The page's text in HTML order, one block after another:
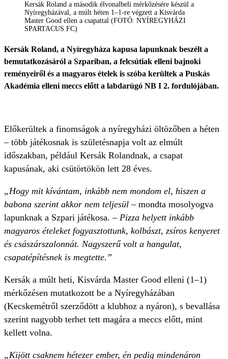
Kersák Roland a második élvonalbeli mérkőzésére készül a
Nyíregyházával, a múlt héten 1–1-re végzett a Kisvárda
Master Good ellen a csapattal (FOTÓ: NYÍREGYHÁZI
SPARTACUS FC)
Kersák Roland, a Nyíregyháza kapusa lapunknak beszélt a
bemutatkozásáról a Szpariban, a felcsútiak elleni bajnoki
reményeiről és a magyaros ételek is szóba kerültek a Puskás
Akadémia elleni meccs előtt a labdarúgó NB I 2. fordulójában.
Előkerültek a finomságok a nyíregyházi öltözőben a héten
– több játékosnak is születésnapja volt az elmúlt
időszakban, például Kersák Rolandnak, a csapat
kapusának, aki csütörtökön lett 28 éves.
„Hogy mit kívántam, inkább nem mondom el, hiszen a
babona szerint akkor nem teljesül– mondta mosolyogva
lapunknak a Szpari játékosa. – Pizza helyett inkább
magyaros ételeket fogyasztottunk, kolbászt, zsíros kenyeret
és császárszalonnát. Nagyszerű volt a hangulat,
csapatépítésnek is megtette.”
Kersák a múlt heti, Kisvárda Master Good elleni (1–1)
mérkőzésen mutatkozott be a Nyíregyházában
(Kecskemétről szerződött a klubhoz a nyáron), s bevallása
szerint nagyobb terhet tett magára a meccs előtt, mint
kellett volna.
„Kijött csaknem hétezer ember, én pedig mindenáron